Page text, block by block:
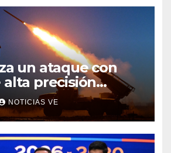
un ataque con
alta precisión
militar en
NOTICIAS VE